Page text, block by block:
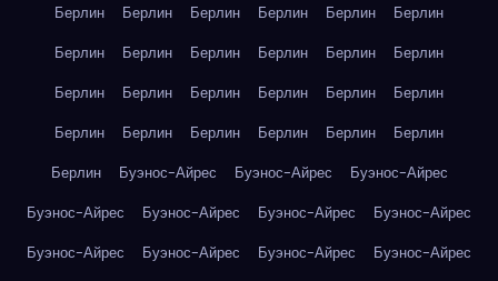
Берлин Берлин Берлин Берлин Берлин
Берлин
Берлин
Берлин Берлин Берлин Берлин
Берлин
Берлин
Берлин Берлин Берлин Берлин
Берлин
Берлин
Берлин Берлин Берлин Берлин
Берлин
Берлин
Буэнос-Айрес Буэнос-Айрес
Буэнос-Айрес
Буэнос-Айрес
Буэнос-Айрес Буэнос-Айрес
Буэнос-Айрес
Буэнос-Айрес
Буэнос-Айрес Буэнос-Айрес
Буэнос-Айрес